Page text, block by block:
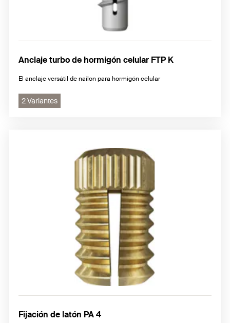
Anclaje turbo de hormigón celular FTP K
El anclaje versátil de nailon para hormigón celular
2 Variantes
Fijación de latón PA 4